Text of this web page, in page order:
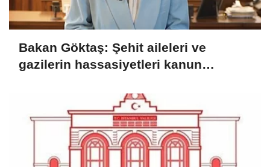
Bakan Göktaş: Şehit aileleri ve
gazilerin hassasiyetleri kanun